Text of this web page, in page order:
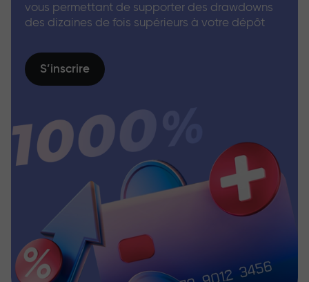
vous permettant de supporter des drawdowns
des dizaines de fois supérieurs à votre dépôt
S’inscrire